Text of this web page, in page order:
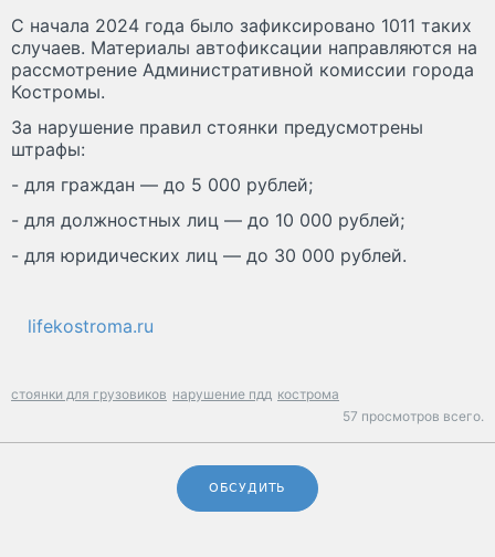
С начала 2024 года было зафиксировано 1011 таких
случаев. Материалы автофиксации направляются на
рассмотрение Административной комиссии города
Костромы.
За нарушение правил стоянки предусмотрены
штрафы:
- для граждан — до 5 000 рублей;
- для должностных лиц — до 10 000 рублей;
- для юридических лиц — до 30 000 рублей.
lifekostroma.ru
стоянки для грузовиков нарушение пдд кострома
57 просмотров всего.
ОБСУДИТЬ